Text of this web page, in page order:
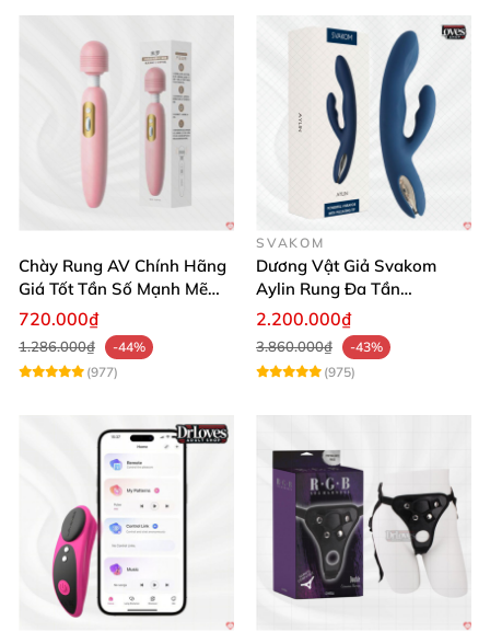
Chày Rung AV Chính Hãng
Giá Tốt Tần Số Mạnh Mẽ
Siêu Bền
720.000₫
1.286.000₫
-44%
(977)
SVAKOM
Dương Vật Giả Svakom
Aylin Rung Đa Tần
Massage Sung Sướng
2.200.000₫
3.860.000₫
-43%
(975)